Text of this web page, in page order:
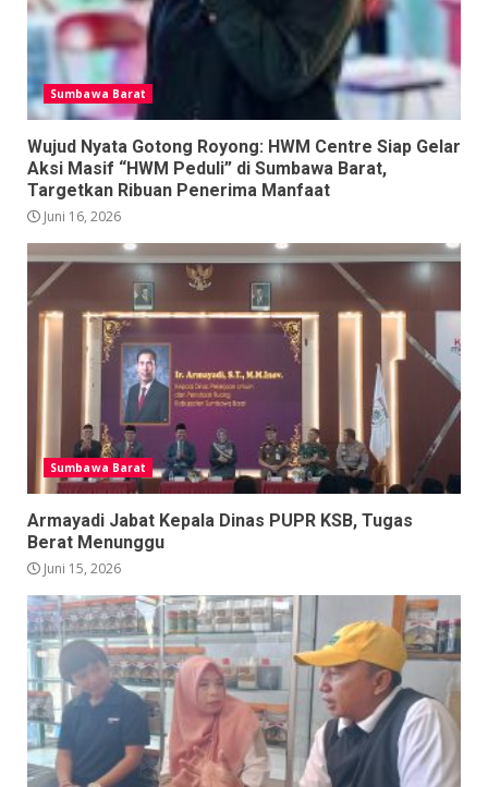
Sumbawa Barat
Wujud Nyata Gotong Royong: HWM Centre Siap Gelar
Aksi Masif “HWM Peduli” di Sumbawa Barat,
Targetkan Ribuan Penerima Manfaat
Juni 16, 2026
Sumbawa Barat
Armayadi Jabat Kepala Dinas PUPR KSB, Tugas
Berat Menunggu
Juni 15, 2026